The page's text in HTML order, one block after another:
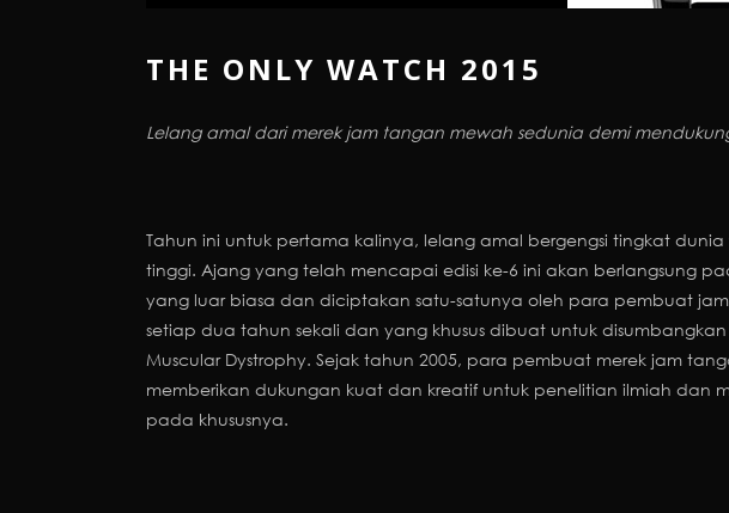
THE ONLY WATCH 2015
Lelang amal dari merek jam tangan mewah sedunia demi
Tahun ini untuk pertama kalinya, lelang amal bergengsi tingkat
tinggi. Ajang yang telah mencapai edisi ke-6 ini akan berlangsung
yang luar biasa dan diciptakan satu-satunya oleh para pembuat
setiap dua tahun sekali dan yang khusus dibuat untuk
Muscular Dystrophy. Sejak tahun 2005, para pembuat merek jam
memberikan dukungan kuat dan kreatif untuk penelitian ilmiah dan
pada khususnya.